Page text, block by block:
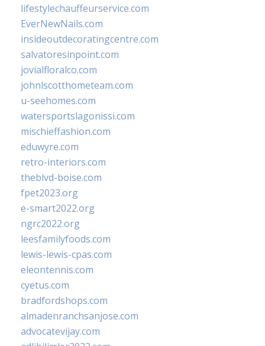
lifestylechauffeurservice.com
EverNewNails.com
insideoutdecoratingcentre.com
salvatoresinpoint.com
jovialfloralco.com
johnlscotthometeam.com
u-seehomes.com
watersportslagonissi.com
mischieffashion.com
eduwyre.com
retro-interiors.com
theblvd-boise.com
fpet2023.org
e-smart2022.org
ngrc2022.org
leesfamilyfoods.com
lewis-lewis-cpas.com
eleontennis.com
cyetus.com
bradfordshops.com
almadenranchsanjose.com
advocatevijay.com